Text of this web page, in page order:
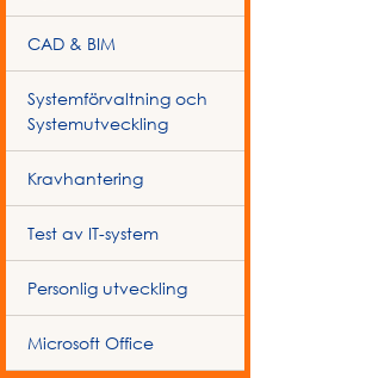
CAD & BIM
Systemförvaltning och
Systemutveckling
Kravhantering
Test av IT-system
Personlig utveckling
Microsoft Office